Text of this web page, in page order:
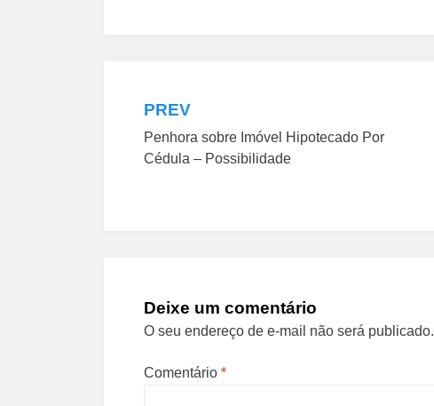
Navegação
de
PREV
Penhora sobre Imóvel Hipotecado Por
Cédula – Possibilidade
Deixe um comentário
O seu endereço de e-mail não será publicado.
Comentário *